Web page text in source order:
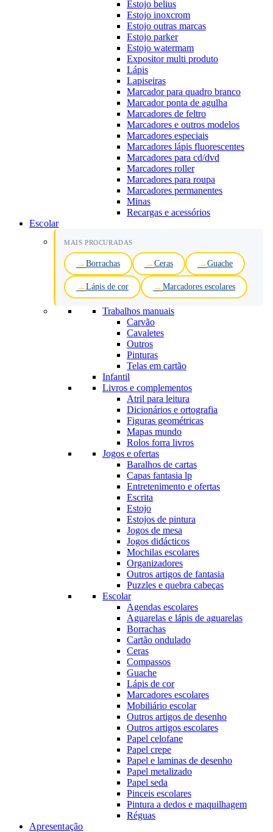
Estojo belius
Estojo inoxcrom
Estojo outras marcas
Estojo parker
Estojo watermam
Expositor multi produto
Lápis
Lapiseiras
Marcador para quadro branco
Marcador ponta de agulha
Marcadores de feltro
Marcadores e outros modelos
Marcadores especiais
Marcadores lápis fluorescentes
Marcadores para cd/dvd
Marcadores roller
Marcadores para roupa
Marcadores permanentes
Minas
Recargas e acessórios
Escolar
MAIS PROCURADAS
Borrachas Ceras Guache
Lápis de cor Marcadores escolares
Trabalhos manuais
Carvão
Cavaletes
Outros
Pinturas
Telas em cartão
Infantil
Livros e complementos
Atril para leitura
Dicionários e ortografia
Figuras geométricas
Mapas mundo
Rolos forra livros
Jogos e ofertas
Baralhos de cartas
Capas fantasia lp
Entretenimento e ofertas
Escrita
Estojo
Estojos de pintura
Jogos de mesa
Jogos didácticos
Mochilas escolares
Organizadores
Outros artigos de fantasia
Puzzles e quebra cabeças
Escolar
Agendas escolares
Aguarelas e lápis de aguarelas
Borrachas
Cartão ondulado
Ceras
Compassos
Guache
Lápis de cor
Marcadores escolares
Mobiliário escolar
Outros artigos de desenho
Outros artigos escolares
Papel celofane
Papel crepe
Papel e laminas de desenho
Papel metalizado
Papel seda
Pinceis escolares
Pintura a dedos e maquilhagem
Réguas
Apresentação